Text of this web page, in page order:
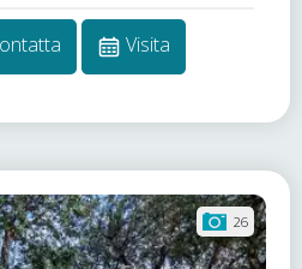
Visita
26